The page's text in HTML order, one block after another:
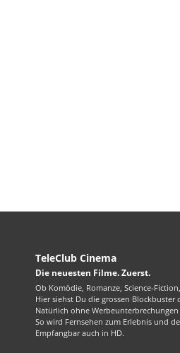
TeleClub Cinema
Die neuesten Filme. Zuerst.
Ob Komödie, Romanze, Science-
Hier siehst Du die grossen Blockbuster
Natürlich ohne
So wird Fernsehen zum Erlebnis und
Empfangbar auch in HD.